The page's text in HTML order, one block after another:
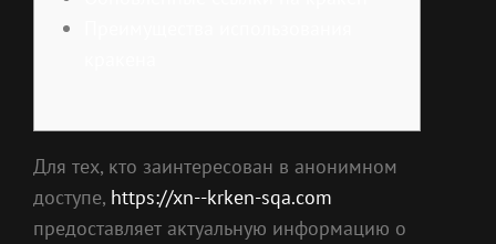
Для тех, кто заинтересован в анонимном
доступе, https://xn--krken-sqa.com
предоставляет актуальную информацию о